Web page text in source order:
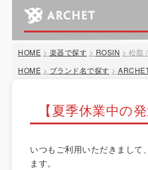
HOME 楽器で探す ROSIN
松脂
HOME
ブランド名で探す
【夏季休業中の
いつもご利用いただきまして
ます。